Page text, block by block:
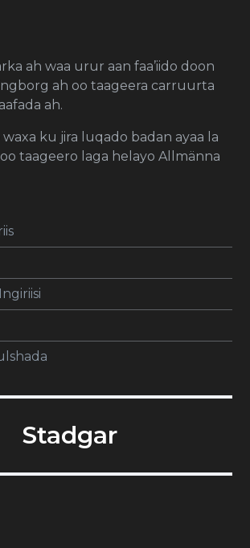
ah waa urur aan faa’iido doon
ah oo taageera carruurta
ah.
ku jira luqado badan ayaa la
taageero laga helayo Allmänna
Stadgar